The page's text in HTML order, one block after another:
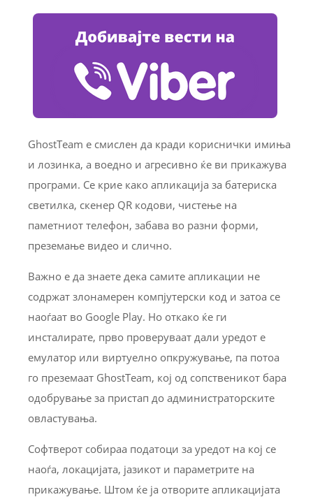
GhostTeam е смислен да кради кориснички имиња
и лозинка, а воедно и агресивно ќе ви прикажува
програми. Се крие како апликација за батериска
светилка, скенер QR кодови, чистење на
паметниот телефон, забава во разни форми,
преземање видео и слично.
Важно е да знаете дека самите апликации не
содржат злонамерен компјутерски код и затоа се
наоѓаат во Google Play. Но откако ќе ги
инсталирате, прво проверуваат дали уредот е
емулатор или виртуелно опкружување, па потоа
го преземаат GhostTeam, кој од сопственикот бара
одобрување за пристап до администраторските
овластувања.
Софтверот собираа податоци за уредот на кој се
наоѓа, локацијата, јазикот и параметрите на
прикажување. Штом ќе ја отворите апликацијата